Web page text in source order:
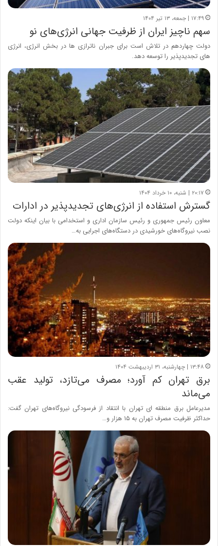
۱۷:۴۹ | جمعه، ۱۳ تیر ۱۴۰۴
سهم ناچیز ایران از ظرفیت جهانی انرژی‌های نو
دولت چهاردهم در تلاش است برای جبران ناترازی ها در بخش انرژی، انرژی
های تجدیدپذیر را توسعه دهد.
۲۰:۱۷ | شنبه، ۱۰ خرداد ۱۴۰۴
گسترش استفاده از انرژی‌های تجدیدپذیر در ادارات
معاون رئیس جمهوری و رئیس سازمان اداری و استخدامی با بیان اینکه دولت
نصب نیروگاه‌های خورشیدی در دستگاه‌های اجرایی به‌…
۱۳:۴۸ | چهارشنبه، ۳۱ اردیبهشت ۱۴۰۴
برق تهران کم آورد؛ مصرف می‌تازد، تولید عقب
می‌ماند
مدیرعامل برق منطقه ای تهران با انتقاد از فرسودگی نیروگاه‌های تهران گفت:
حداکثر ظرفیت مصرف تهران به ۱۵ هزار و…